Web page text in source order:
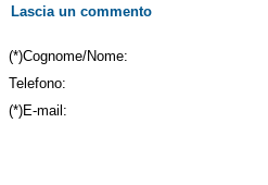
Lascia un commento
(*)Cognome/Nome:
Telefono:
(*)E-mail: